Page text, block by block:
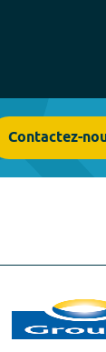
Contactez-